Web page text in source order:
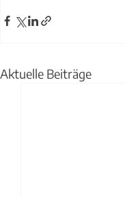
Aktuelle Beiträge